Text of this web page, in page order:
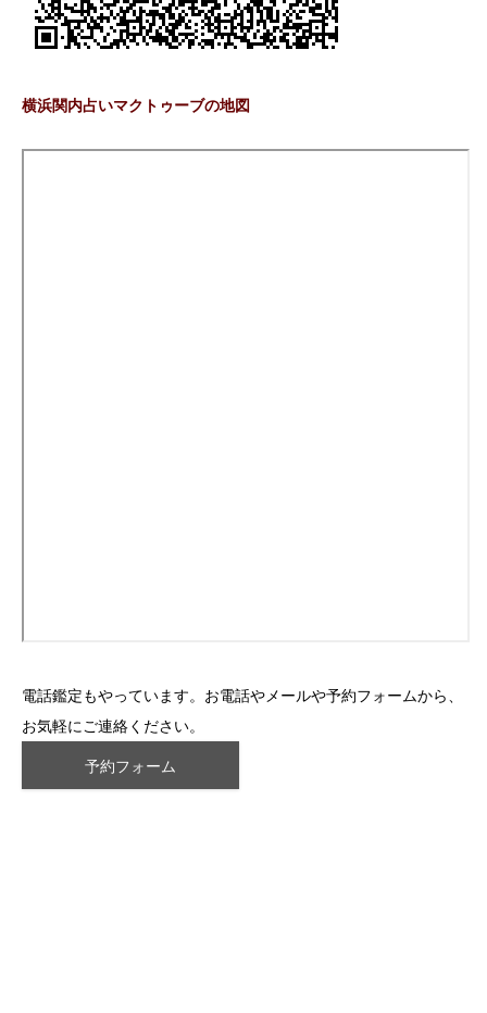
横浜関内占いマクトゥーブの地図
電話鑑定もやっています。お電話やメールや予約フォームから、
お気軽にご連絡ください。
予約フォーム